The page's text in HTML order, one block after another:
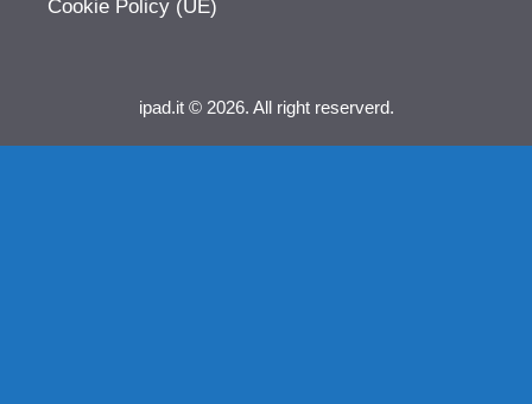
Cookie Policy (UE)
ipad.it © 2026. All right reserverd.